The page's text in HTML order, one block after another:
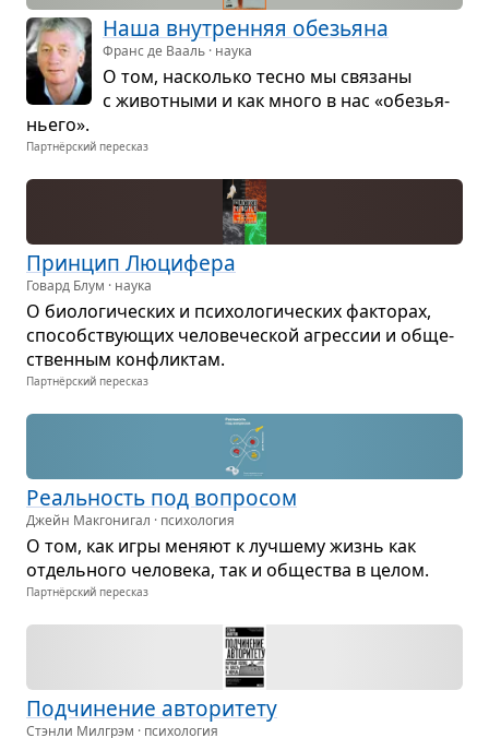
Наша вну­трен­няя обе­зьяна
Франс де Вааль · наука
О том, насколько тесно мы свя­заны
с живот­ными и как много в нас «обе­зья­
ньего».
Партнёрский пересказ
Прин­цип Люци­фера
Говард Блум · наука
О био­ло­ги­че­ских и пси­хо­ло­ги­че­ских фак­то­рах,
спо­соб­ству­ю­щих чело­ве­че­ской агрес­сии и обще­
ствен­ным кон­флик­там.
Партнёрский пересказ
Реаль­ность под вопро­сом
Джейн Макгонигал · психология
О том, как игры меняют к луч­шему жизнь как
отдель­ного чело­века, так и обще­ства в целом.
Партнёрский пересказ
Под­чи­не­ние авто­ри­тету
Стэнли Милгрэм · психология